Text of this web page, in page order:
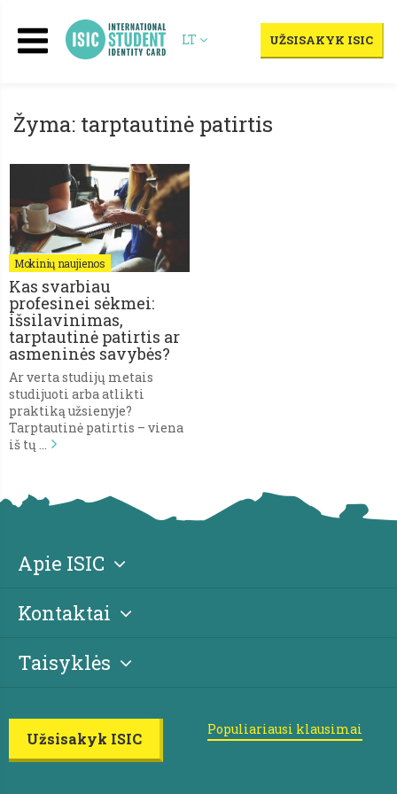
LT UŽSISAKYK ISIC
Žyma: tarptautinė patirtis
Mokinių naujienos
Kas svarbiau
profesinei sėkmei:
išsilavinimas,
tarptautinė patirtis ar
asmeninės savybės?
Ar verta studijų metais
studijuoti arba atlikti
praktiką užsienyje?
Tarptautinė patirtis – viena
iš tų …
Apie ISIC
Kontaktai
Taisyklės
Užsisakyk ISIC
Populiariausi klausimai